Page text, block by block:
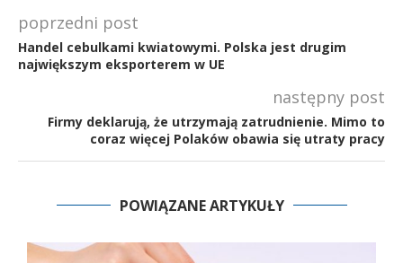
poprzedni post
Handel cebulkami kwiatowymi. Polska jest drugim
największym eksporterem w UE
następny post
Firmy deklarują, że utrzymają zatrudnienie. Mimo to
coraz więcej Polaków obawia się utraty pracy
POWIĄZANE ARTYKUŁY